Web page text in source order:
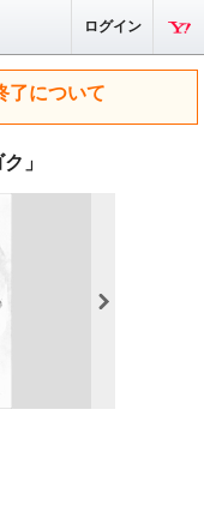
ログイン
了について
」